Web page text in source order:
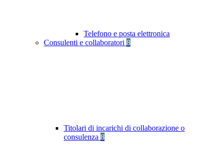
Telefono e posta elettronica
Consulenti e collaboratori 8
Titolari di incarichi di collaborazione o
consulenza 8